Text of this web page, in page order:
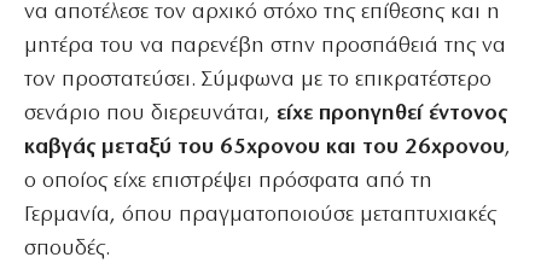
να αποτέλεσε τον αρχικό στόχο της επίθεσης και η
μητέρα του να παρενέβη στην προσπάθειά της να
τον προστατεύσει. Σύμφωνα με το επικρατέστερο
σενάριο που διερευνάται, είχε προηγηθεί έντονος
καβγάς μεταξύ του 65χρονου και του 26χρονου,
ο οποίος είχε επιστρέψει πρόσφατα από τη
Γερμανία, όπου πραγματοποιούσε μεταπτυχιακές
σπουδές.